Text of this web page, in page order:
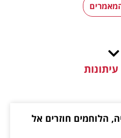
הלוחמים חוזרים אל